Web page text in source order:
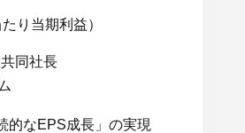
たり当期利益）
同社長
的なEPS成長」の実現